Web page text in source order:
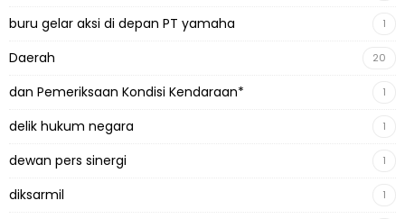
buru gelar aksi di depan PT yamaha 1
Daerah 20
dan Pemeriksaan Kondisi Kendaraan* 1
delik hukum negara 1
dewan pers sinergi 1
diksarmil 1